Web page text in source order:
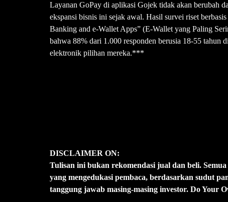
Layanan GoPay di aplikasi Gojek tidak akan berubah
ekspansi bisnis ini sejak awal. Hasil survei riset
Banking and e-Wallet Apps” (E-Wallet yang Paling
bahwa 88% dari 1.000 responden berusia 18-55 tahun
elektronik pilihan mereka.***
DISCLAIMER ON:
Tulisan ini bukan rekomendasi jual dan beli.
yang mengedukasi pembaca, berdasarkan sudut
tanggung jawab masing-masing investor. Do Your